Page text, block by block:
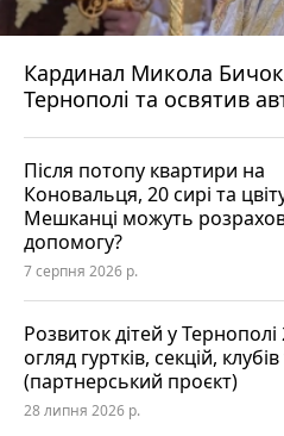
Кардинал Микола
Тернополі та освятив
Після потопу квартири на
Коновальця, 20 сирі та
Мешканці можуть
допомогу?
7 серпня 2026 р.
Розвиток дітей у Тернополі
огляд гуртків, секцій, клубів
(партнерський проєкт)
28 липня 2026 р.